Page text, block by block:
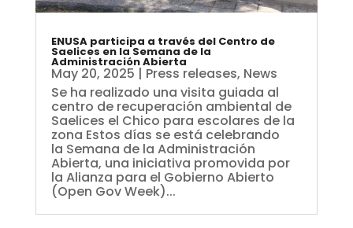
ENUSA participa a través del Centro de
Saelices en la Semana de la
Administración Abierta
May 20, 2025 | Press releases, News
Se ha realizado una visita guiada al
centro de recuperación ambiental de
Saelices el Chico para escolares de la
zona Estos días se está celebrando
la Semana de la Administración
Abierta, una iniciativa promovida por
la Alianza para el Gobierno Abierto
(Open Gov Week)...